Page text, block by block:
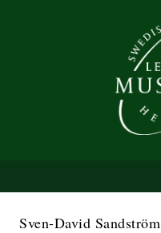
Sven-David Sandström